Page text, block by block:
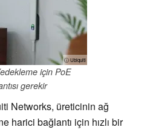
ⓘ Ubiquiti
için PoE
gerekir
Networks, üreticinin ağ
harici bağlantı için hızlı bir